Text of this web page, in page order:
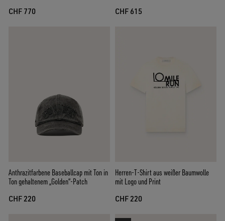
CHF 770 CHF 615
Anthrazitfarbene Baseballcap mit Ton in
Ton gehaltenem „Golden“-Patch
CHF 220
Herren-T-Shirt aus weißer Baumwolle
mit Logo und Print
CHF 220